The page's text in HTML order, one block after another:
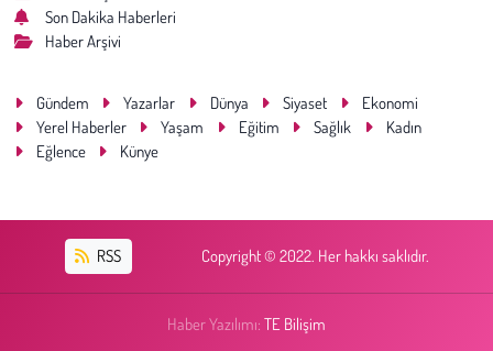
Son Dakika Haberleri
Haber Arşivi
Gündem Yazarlar Dünya Siyaset
Ekonomi
Yerel Haberler
Yaşam Eğitim Sağlık
Kadın
Eğlence
Künye
RSS Copyright © 2022. Her hakkı saklıdır.
Haber Yazılımı: TE Bilişim